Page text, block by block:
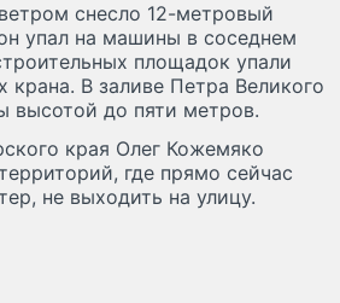
снесло 12-метровый
упал на машины в соседнем
площадок упали
крана. В заливе Петра Великого
до пяти метров.
края Олег Кожемяко
где прямо сейчас
не выходить на улицу.